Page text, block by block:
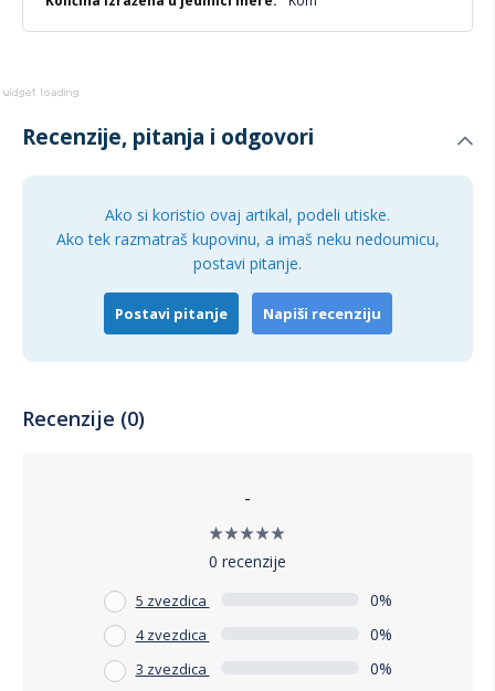
Recenzije, pitanja i odgovori
Ako si koristio ovaj artikal, podeli utiske.
Ako tek razmatraš kupovinu, a imaš neku nedoumicu,
postavi pitanje.
Postavi pitanje Napiši recenziju
Recenzije (0)
-
0 recenzije
5 zvezdica 0%
4 zvezdica 0%
3 zvezdica 0%